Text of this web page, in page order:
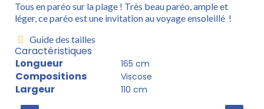
Tous en paréo sur la plage ! Très beau paréo, ample et
léger, ce paréo est une invitation au voyage ensoleillé !
Guide des tailles
Caractéristiques
Longueur
165 cm
Compositions Viscose
Largeur 110 cm